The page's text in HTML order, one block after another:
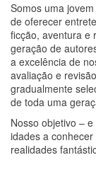
Somos uma
de oferecer
ficção, aventura e
geração de
a excelência de
avaliação e
gradualmente
de toda uma
Nosso objetivo –
idades a
realidades